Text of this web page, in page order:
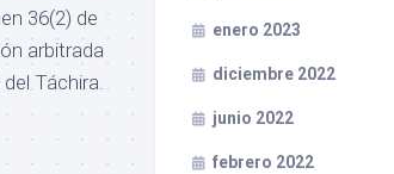
36(2) de
arbitrada
Táchira.
enero 2023
diciembre 2022
junio 2022
febrero 2022